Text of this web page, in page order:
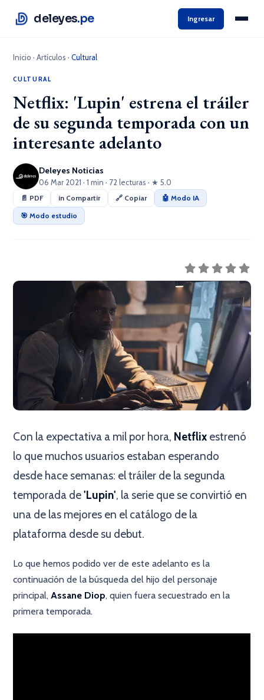
deleyes.pe Ingresar
Inicio ·Artículos ·Cultural
CULTURAL
Netflix: 'Lupin' estrena el tráiler
de su segunda temporada con un
interesante adelanto
Deleyes Noticias
06 Mar 2021 · 1 min · 72 lecturas · ★ 5.0
📄 PDF in Compartir 🔗 Copiar
🤖 Modo IA
🎯 Modo estudio
Con la expectativa a mil por hora, Netflix estrenó
lo que muchos usuarios estaban esperando
desde hace semanas: el tráiler de la segunda
temporada de'Lupin', la serie que se convirtió en
una de las mejores en el catálogo de la
plataforma desde su debut.
Lo que hemos podido ver de este adelanto es la
continuación de la búsqueda del hijo del personaje
principal,Assane Diop, quien fuera secuestrado en la
primera temporada.